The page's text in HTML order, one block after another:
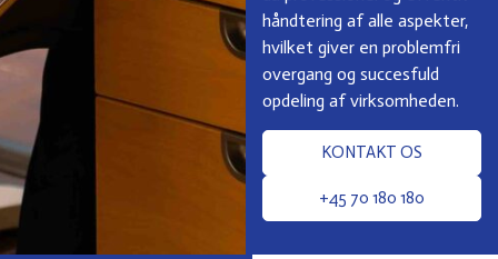
håndtering af alle aspekter,
hvilket giver en problemfri
overgang og succesfuld
opdeling af virksomheden.
KONTAKT OS
+45 70 180 180